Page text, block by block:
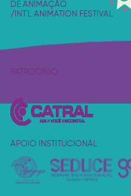
DE ANIMAÇÃO
/INT'L ANIMATION FESTIVAL
PATROCÍNIO
APOIO INSTITUCIONAL